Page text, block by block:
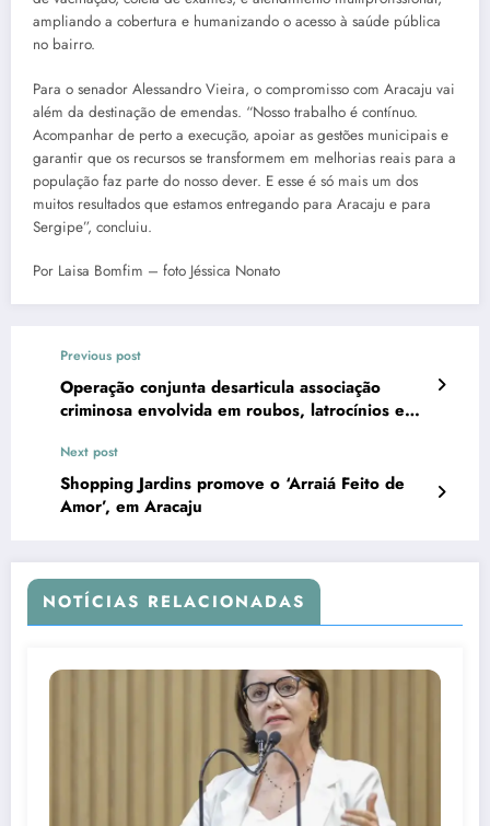
ampliando a cobertura e humanizando o acesso à saúde pública
no bairro.
Para o senador Alessandro Vieira, o compromisso com Aracaju vai
além da destinação de emendas. “Nosso trabalho é contínuo.
Acompanhar de perto a execução, apoiar as gestões municipais e
garantir que os recursos se transformem em melhorias reais para a
população faz parte do nosso dever. E esse é só mais um dos
muitos resultados que estamos entregando para Aracaju e para
Sergipe”, concluiu.
Por Laisa Bomfim – foto Jéssica Nonato
Previous post
Operação conjunta desarticula associação
criminosa envolvida em roubos, latrocínios e
Next post
Shopping Jardins promove o ‘Arraiá Feito de
Amor’, em Aracaju
NOTÍCIAS RELACIONADAS